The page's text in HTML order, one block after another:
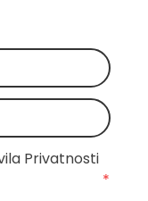
Privatnosti
*